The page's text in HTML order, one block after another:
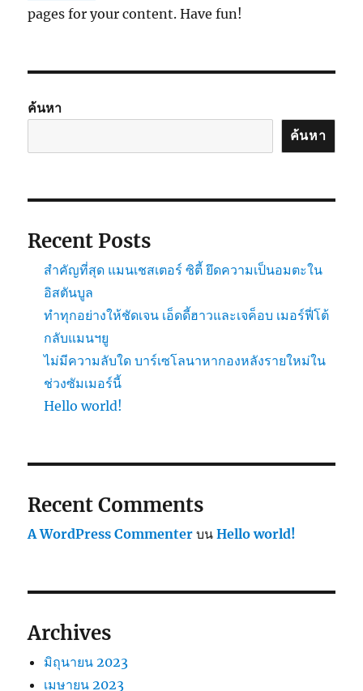
pages for your content. Have fun!
ค้นหา
ค้นหา
Recent Posts
สำคัญที่สุด แมนเชสเตอร์ ซิตี้ ยึดความเป็นอมตะใน
อิสตันบูล
ทำทุกอย่างให้ชัดเจน เอ็ดดี้ฮาวและเจค็อบ เมอร์ฟี่โต้
กลับแมนฯยู
ไม่มีความลับใด บาร์เซโลนาหากองหลังรายใหม่ใน
ช่วงซัมเมอร์นี้
Hello world!
Recent Comments
A WordPress Commenter บนHello world!
Archives
มิถุนายน 2023
เมษายน 2023